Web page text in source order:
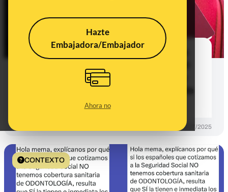
Hazte
Embajadora/Embajador
Ahora no
No, ni existe un listado de apellidos
española automáticamente ni la ley
contempla concederla en función de
un apellido concreto
08/07/2025
CONTEXTO